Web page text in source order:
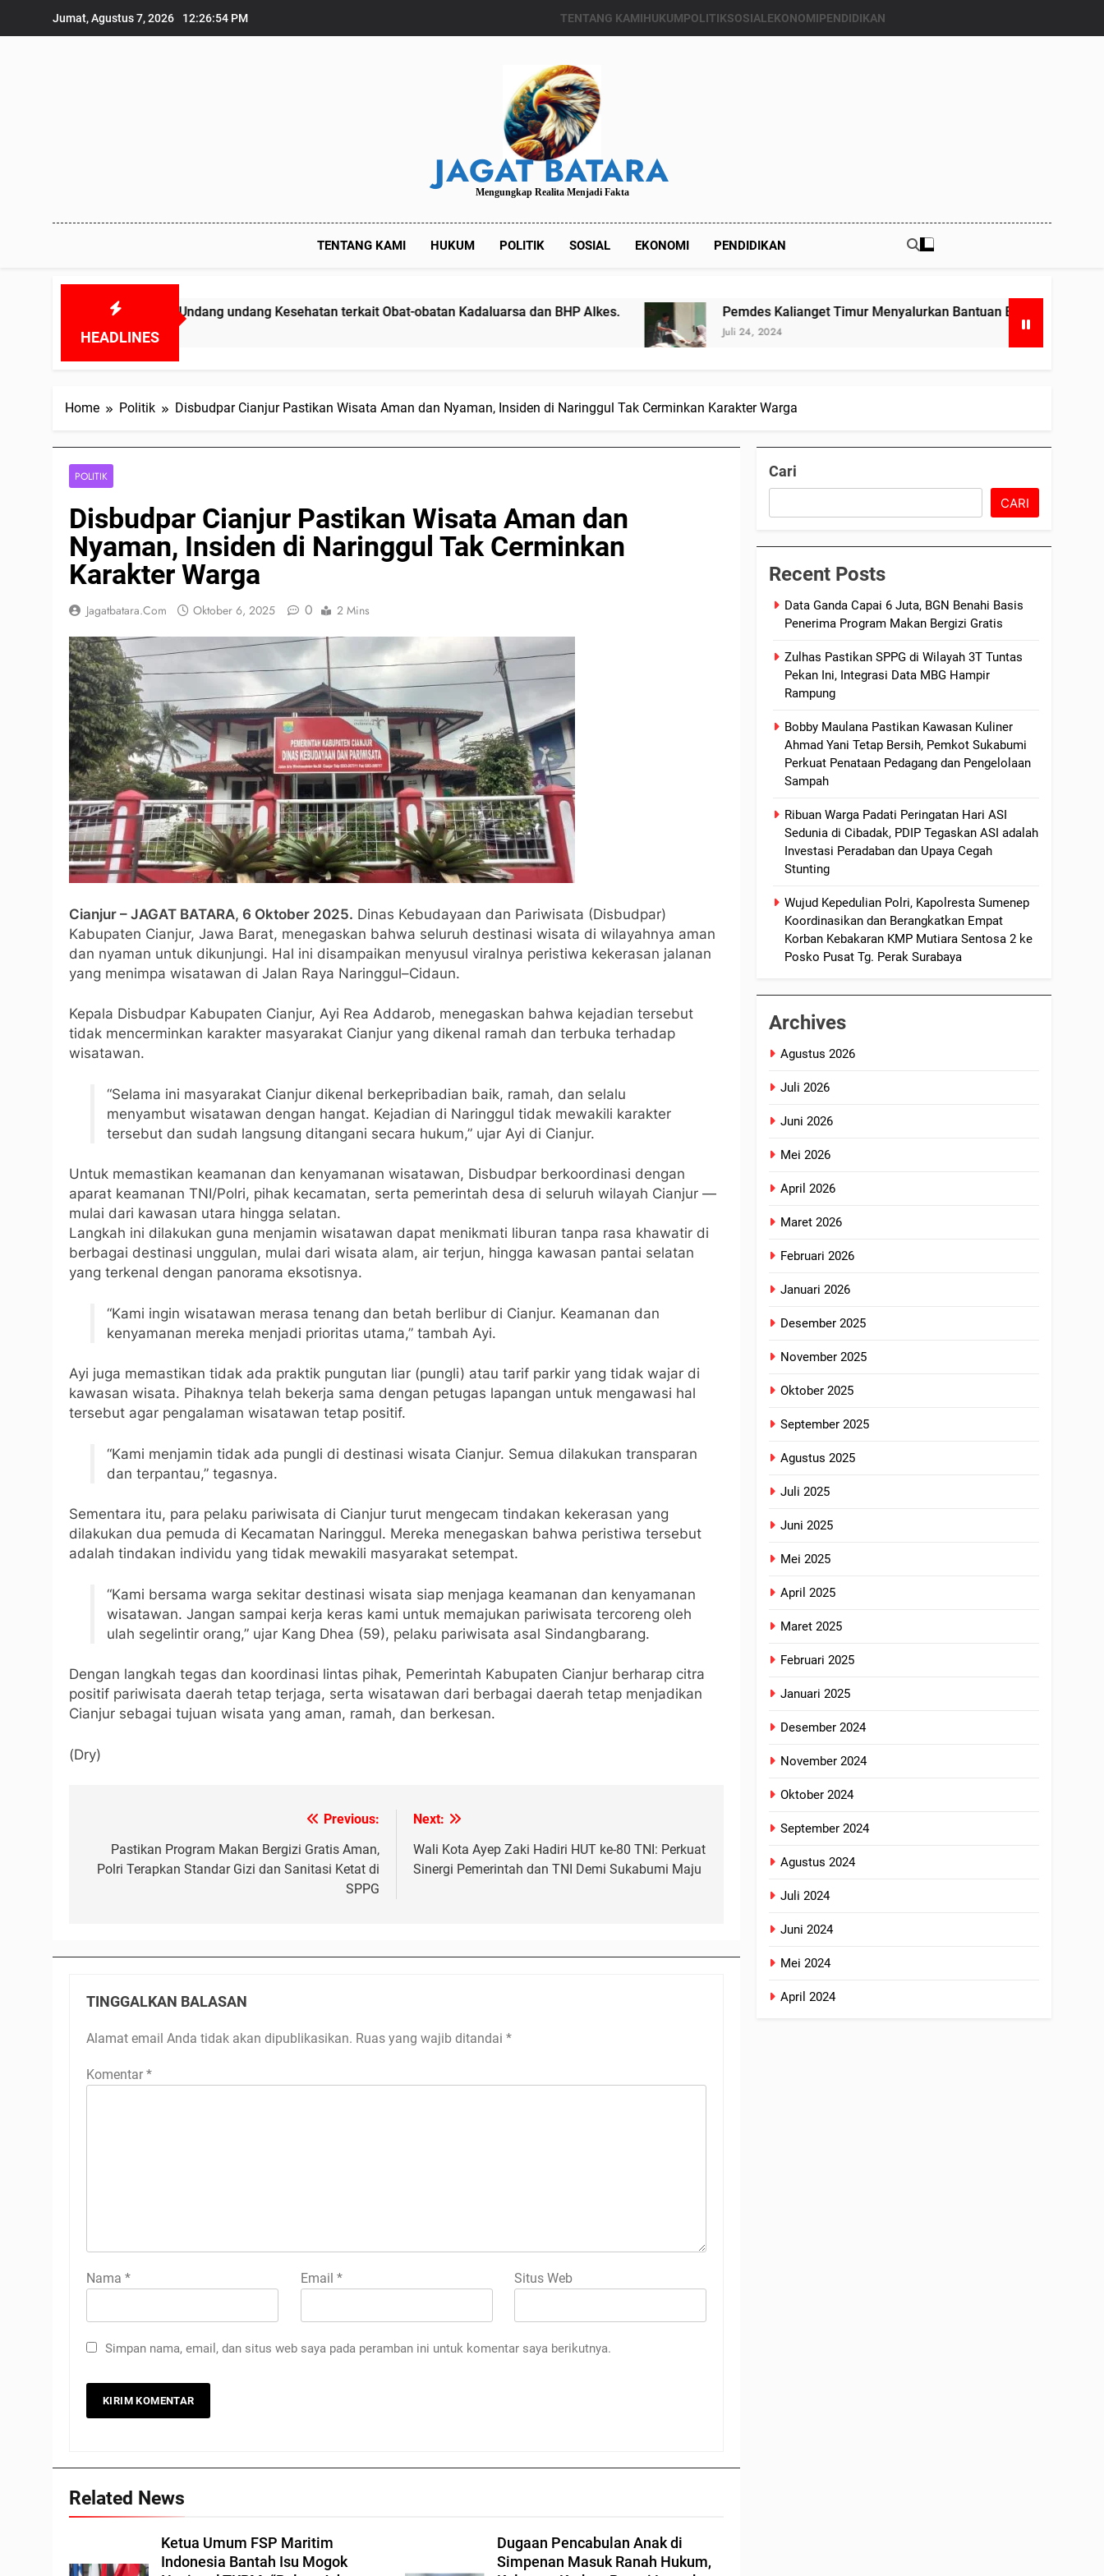
Jumat, Agustus 7, 2026 12:26:55 PM TENTANG KAMIHUKUMPOLITIKSOSIALEKONOMIPENDIDIKAN
JAGAT BATARA
Mengungkap Realita Menjadi Fakta
TENTANG KAMI HUKUM POLITIK SOSIAL EKONOMI PENDIDIKAN
HEADLINES
melanggar Undang undang Kesehatan terkait Obat-obatan Kadaluarsa dan BHP Alkes. Pemdes Kalianget Timur Menyalurkan Bantuan Beras Bapang (Bantuan
Juli 24, 2024
Home Politik Disbudpar Cianjur Pastikan Wisata Aman dan Nyaman, Insiden di Naringgul Tak Cerminkan Karakter Warga
POLITIK
Disbudpar Cianjur Pastikan Wisata Aman dan
Nyaman, Insiden di Naringgul Tak Cerminkan
Karakter Warga
Jagatbatara.com Oktober 6, 2025 0 2 Mins
Cianjur – JAGAT BATARA, 6 Oktober 2025. Dinas Kebudayaan dan Pariwisata (Disbudpar)
Kabupaten Cianjur, Jawa Barat, menegaskan bahwa seluruh destinasi wisata di wilayahnya aman
dan nyaman untuk dikunjungi. Hal ini disampaikan menyusul viralnya peristiwa kekerasan jalanan
yang menimpa wisatawan di Jalan Raya Naringgul–Cidaun.
Kepala Disbudpar Kabupaten Cianjur, Ayi Rea Addarob, menegaskan bahwa kejadian tersebut
tidak mencerminkan karakter masyarakat Cianjur yang dikenal ramah dan terbuka terhadap
wisatawan.
“Selama ini masyarakat Cianjur dikenal berkepribadian baik, ramah, dan selalu
menyambut wisatawan dengan hangat. Kejadian di Naringgul tidak mewakili karakter
tersebut dan sudah langsung ditangani secara hukum,” ujar Ayi di Cianjur.
Untuk memastikan keamanan dan kenyamanan wisatawan, Disbudpar berkoordinasi dengan
aparat keamanan TNI/Polri, pihak kecamatan, serta pemerintah desa di seluruh wilayah Cianjur —
mulai dari kawasan utara hingga selatan.
Langkah ini dilakukan guna menjamin wisatawan dapat menikmati liburan tanpa rasa khawatir di
berbagai destinasi unggulan, mulai dari wisata alam, air terjun, hingga kawasan pantai selatan
yang terkenal dengan panorama eksotisnya.
“Kami ingin wisatawan merasa tenang dan betah berlibur di Cianjur. Keamanan dan
kenyamanan mereka menjadi prioritas utama,” tambah Ayi.
Ayi juga memastikan tidak ada praktik pungutan liar (pungli) atau tarif parkir yang tidak wajar di
kawasan wisata. Pihaknya telah bekerja sama dengan petugas lapangan untuk mengawasi hal
tersebut agar pengalaman wisatawan tetap positif.
“Kami menjamin tidak ada pungli di destinasi wisata Cianjur. Semua dilakukan transparan
dan terpantau,” tegasnya.
Sementara itu, para pelaku pariwisata di Cianjur turut mengecam tindakan kekerasan yang
dilakukan dua pemuda di Kecamatan Naringgul. Mereka menegaskan bahwa peristiwa tersebut
adalah tindakan individu yang tidak mewakili masyarakat setempat.
“Kami bersama warga sekitar destinasi wisata siap menjaga keamanan dan kenyamanan
wisatawan. Jangan sampai kerja keras kami untuk memajukan pariwisata tercoreng oleh
ulah segelintir orang,” ujar Kang Dhea (59), pelaku pariwisata asal Sindangbarang.
Dengan langkah tegas dan koordinasi lintas pihak, Pemerintah Kabupaten Cianjur berharap citra
positif pariwisata daerah tetap terjaga, serta wisatawan dari berbagai daerah tetap menjadikan
Cianjur sebagai tujuan wisata yang aman, ramah, dan berkesan.
(Dry)
pos
Previous:
Pastikan Program Makan Bergizi Gratis Aman,
Polri Terapkan Standar Gizi dan Sanitasi Ketat di
SPPG
Next:
Wali Kota Ayep Zaki Hadiri HUT ke-80 TNI: Perkuat
Sinergi Pemerintah dan TNI Demi Sukabumi Maju
TINGGALKAN BALASAN
Alamat email Anda tidak akan dipublikasikan. Ruas yang wajib ditandai *
Komentar *
Nama * Email * Situs Web
Simpan nama, email, dan situs web saya pada peramban ini untuk komentar saya berikutnya.
Related News
Ketua Umum FSP Maritim
Indonesia Bantah Isu Mogok
Dugaan Pencabulan Anak di
Simpenan Masuk Ranah Hukum,
Cari
CARI
Recent Posts
Data Ganda Capai 6 Juta, BGN Benahi Basis
Penerima Program Makan Bergizi Gratis
Zulhas Pastikan SPPG di Wilayah 3T Tuntas
Pekan Ini, Integrasi Data MBG Hampir
Rampung
Bobby Maulana Pastikan Kawasan Kuliner
Ahmad Yani Tetap Bersih, Pemkot Sukabumi
Perkuat Penataan Pedagang dan Pengelolaan
Sampah
Ribuan Warga Padati Peringatan Hari ASI
Sedunia di Cibadak, PDIP Tegaskan ASI adalah
Investasi Peradaban dan Upaya Cegah
Stunting
Wujud Kepedulian Polri, Kapolresta Sumenep
Koordinasikan dan Berangkatkan Empat
Korban Kebakaran KMP Mutiara Sentosa 2 ke
Posko Pusat Tg. Perak Surabaya
Archives
Agustus 2026
Juli 2026
Juni 2026
Mei 2026
April 2026
Maret 2026
Februari 2026
Januari 2026
Desember 2025
November 2025
Oktober 2025
September 2025
Agustus 2025
Juli 2025
Juni 2025
Mei 2025
April 2025
Maret 2025
Februari 2025
Januari 2025
Desember 2024
November 2024
Oktober 2024
September 2024
Agustus 2024
Juli 2024
Juni 2024
Mei 2024
April 2024